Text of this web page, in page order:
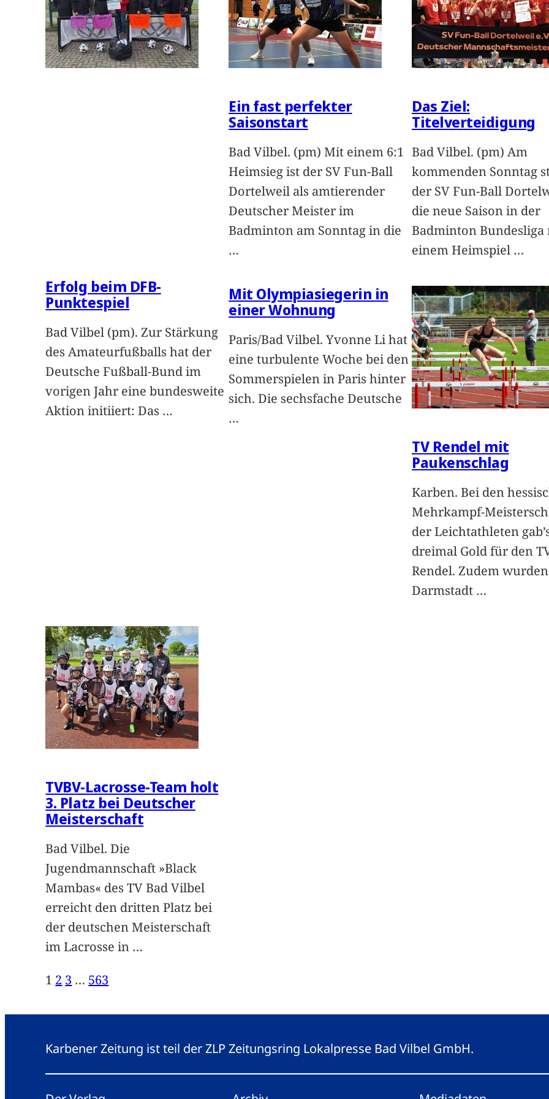
Erfolg beim DFB-
Punktespiel
Bad Vilbel (pm). Zur Stärkung
des Amateurfußballs hat der
Deutsche Fußball-Bund im
vorigen Jahr eine bundesweite
Aktion initiiert: Das …
Ein fast perfekter
Saisonstart
Bad Vilbel. (pm) Mit einem 6:1
Heimsieg ist der SV Fun-Ball
Dortelweil als amtierender
Deutscher Meister im
Badminton am Sonntag in die
…
Das Ziel:
Titelverteidigung
Bad Vilbel. (pm) Am
kommenden Sonntag
der SV Fun-Ball
die neue Saison in der
Badminton Bundesliga
einem Heimspiel …
Mit Olympiasiegerin in
einer Wohnung
Paris/Bad Vilbel. Yvonne Li hat
eine turbulente Woche bei den
Sommerspielen in Paris hinter
sich. Die sechsfache Deutsche
…
TV Rendel mit
Paukenschlag
Karben. Bei den
Mehrkampf-
der Leichtathleten
dreimal Gold für den
Rendel. Zudem
Darmstadt …
TVBV-Lacrosse-Team holt
3. Platz bei Deutscher
Meisterschaft
Bad Vilbel. Die
Jugendmannschaft »Black
Mambas« des TV Bad Vilbel
erreicht den dritten Platz bei
der deutschen Meisterschaft
im Lacrosse in …
1 2 3 … 563
Karbener Zeitung ist teil der ZLP Zeitungsring Lokalpresse Bad Vilbel GmbH.